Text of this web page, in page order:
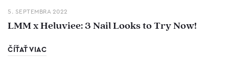
5. SEPTEMBRA 2022
LMM x Heluviee: 3 Nail Looks to Try Now!
ČÍŤAŤ VIAC